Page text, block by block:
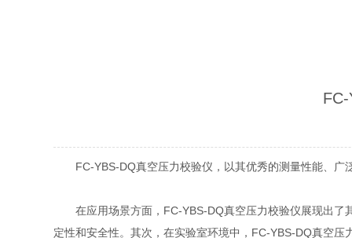
FC-YBS-DQ真空压力校验仪，以其优秀的测量性能、广
在应用场景方面，FC-YBS-DQ真空压力校验仪展现出了
定性和安全性。其次，在实验室环境中，FC-YBS-DQ真空